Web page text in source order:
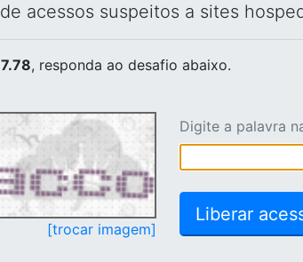
acessos suspeitos a sites
, responda ao desafio abaixo.
[trocar imagem]
Digite a palavra